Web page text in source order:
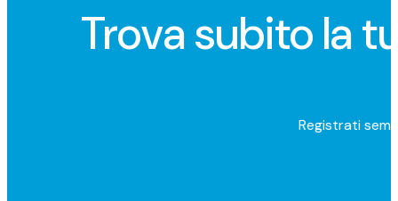
Trova subito la
Registrati